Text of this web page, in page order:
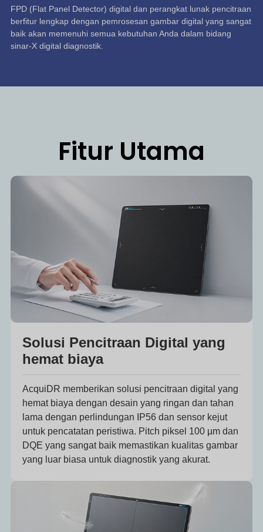
FPD (Flat Panel Detector) digital dan perangkat lunak pencitraan
berfitur lengkap dengan pemrosesan gambar digital yang sangat
baik akan memenuhi semua kebutuhan Anda dalam bidang
sinar-X digital diagnostik.
Fitur Utama
Solusi Pencitraan Digital yang
hemat biaya
AcquiDR memberikan solusi pencitraan digital yang
hemat biaya dengan desain yang ringan dan tahan
lama dengan perlindungan IP56 dan sensor kejut
untuk pencatatan peristiwa. Pitch piksel 100 µm dan
DQE yang sangat baik memastikan kualitas gambar
yang luar biasa untuk diagnostik yang akurat.